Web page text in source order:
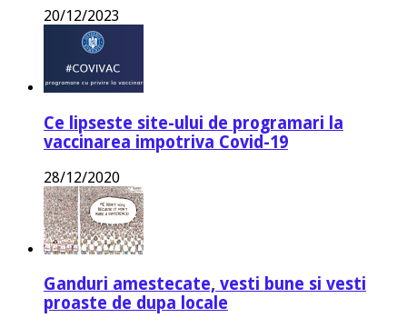
20/12/2023
Ce lipseste site-ului de programari la
vaccinarea impotriva Covid-19
28/12/2020
Ganduri amestecate, vesti bune si vesti
proaste de dupa locale